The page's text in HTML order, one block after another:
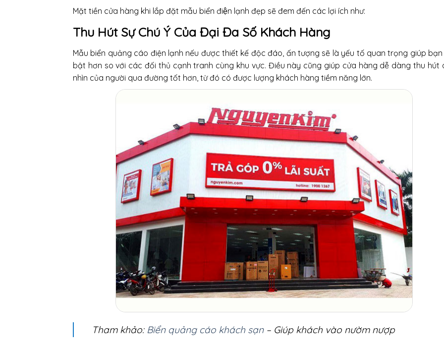
Mặt tiền cửa hàng khi lắp đặt mẫu biển điện lạnh đẹp sẽ đem đến các lợi ích như:
Thu Hút Sự Chú Ý Của Đại Đa Số Khách Hàng
Mẫu biển quảng cáo điện lạnh nếu được thiết kế độc đáo, ấn tượng sẽ là yếu tố quan trọng giúp bạn
bật hơn so với các đối thủ cạnh tranh cùng khu vực. Điều này cũng giúp cửa hàng dễ dàng thu hút
nhìn của người qua đường tốt hơn, từ đó có được lượng khách hàng tiềm năng lớn.
Tham khảo: Biển quảng cáo khách sạn– Giúp khách vào nườm nượp